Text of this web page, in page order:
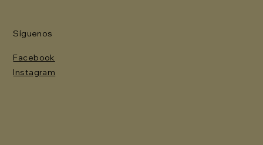
Síguenos
Facebook
Instagram